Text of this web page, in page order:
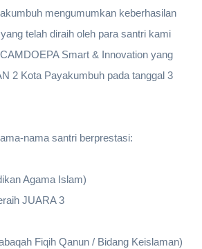
mengumumkan keberhasilan dan
diraih oleh para santri kami dalam
Smart & Innovation yang
2 Kota Payakumbuh pada tanggal 3
nama santri berprestasi:
Agama Islam)
JUARA 3
Fiqih Qanun / Bidang Keislaman)